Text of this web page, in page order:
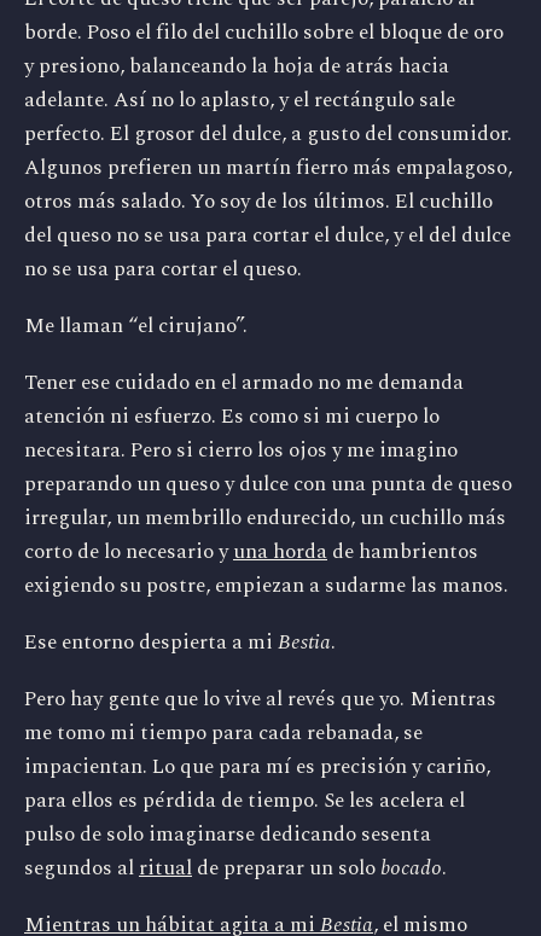
borde. Poso el filo del cuchillo sobre el bloque de oro
y presiono, balanceando la hoja de atrás hacia
adelante. Así no lo aplasto, y el rectángulo sale
perfecto. El grosor del dulce, a gusto del consumidor.
Algunos prefieren un martín fierro más empalagoso,
otros más salado. Yo soy de los últimos. El cuchillo
del queso no se usa para cortar el dulce, y el del dulce
no se usa para cortar el queso.
Me llaman “el cirujano”.
Tener ese cuidado en el armado no me demanda
atención ni esfuerzo. Es como si mi cuerpo lo
necesitara. Pero si cierro los ojos y me imagino
preparando un queso y dulce con una punta de queso
irregular, un membrillo endurecido, un cuchillo más
corto de lo necesario yuna hordade hambrientos
exigiendo su postre, empiezan a sudarme las manos.
Ese entorno despierta a miBestia.
Pero hay gente que lo vive al revés que yo. Mientras
me tomo mi tiempo para cada rebanada, se
impacientan. Lo que para mí es precisión y cariño,
para ellos es pérdida de tiempo. Se les acelera el
pulso de solo imaginarse dedicando sesenta
segundos alritualde preparar un solobocado.
Mientras un hábitat agita a miBestia, el mismo